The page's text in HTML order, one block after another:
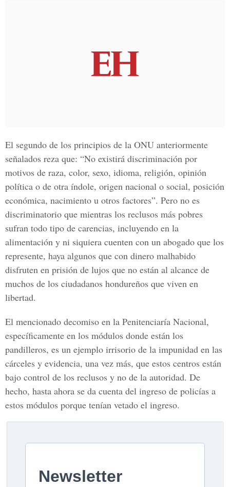
El segundo de los principios de la ONU anteriormente
señalados reza que: “No existirá discriminación por
motivos de raza, color, sexo, idioma, religión, opinión
política o de otra índole, origen nacional o social, posición
económica, nacimiento u otros factores”. Pero no es
discriminatorio que mientras los reclusos más pobres
sufran todo tipo de carencias, incluyendo en la
alimentación y ni siquiera cuenten con un abogado que los
represente, haya algunos que con dinero malhabido
disfruten en prisión de lujos que no están al alcance de
muchos de los ciudadanos hondureños que viven en
libertad.
El mencionado decomiso en la Penitenciaría Nacional,
específicamente en los módulos donde están los
pandilleros, es un ejemplo irrisorio de la impunidad en las
cárceles y evidencia, una vez más, que estos centros están
bajo control de los reclusos y no de la autoridad. De
hecho, hasta ahora se da cuenta del ingreso de policías a
estos módulos porque tenían vetado el ingreso.